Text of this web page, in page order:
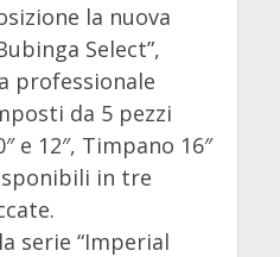
la nuova
Select”,
professionale
da 5 pezzi
e 12″, Timpano 16″
in tre
serie “Imperial